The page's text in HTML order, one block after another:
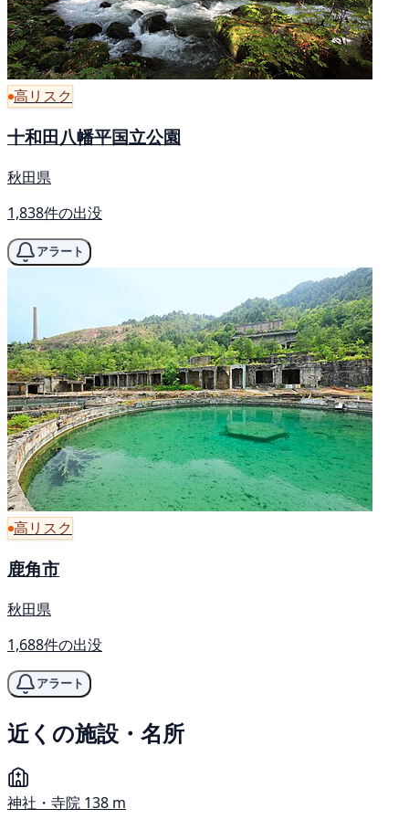
高リスク
十和田八幡平国立公園
秋田県
1,838件の出没
アラート
高リスク
鹿角市
秋田県
1,688件の出没
アラート
近くの施設・名所
神社・寺院 138 m